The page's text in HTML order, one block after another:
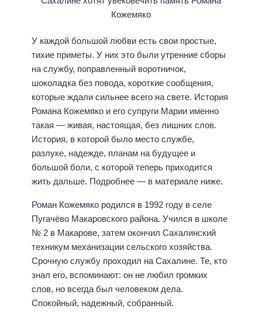
У каждой большой любви есть свои простые,
тихие приметы. У них это были утренние сборы
на службу, поправленный воротничок,
шоколадка без повода, короткие сообщения,
которые ждали сильнее всего на свете. История
Романа Кожемяко и его супруги Марии именно
такая — живая, настоящая, без лишних слов.
История, в которой было место службе,
разлуке, надежде, планам на будущее и
большой боли, с которой теперь приходится
жить дальше. Подробнее — в материале ниже.
Роман Кожемяко родился в 1992 году в селе
Пугачёво Макаровского района. Учился в школе
№ 2 в Макарове, затем окончил Сахалинский
техникум механизации сельского хозяйства.
Срочную службу проходил на Сахалине. Те, кто
знал его, вспоминают: он не любил громких
слов, но всегда был человеком дела.
Спокойный, надежный, собранный.